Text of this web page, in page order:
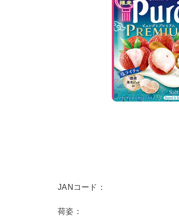
JANコード：
荷姿：